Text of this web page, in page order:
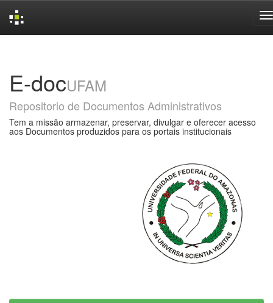
E-docUFAM
Repositorio de Documentos Administrativos
Tem a missão armazenar, preservar, divulgar e oferecer acesso
aos Documentos produzidos para os portais institucionais